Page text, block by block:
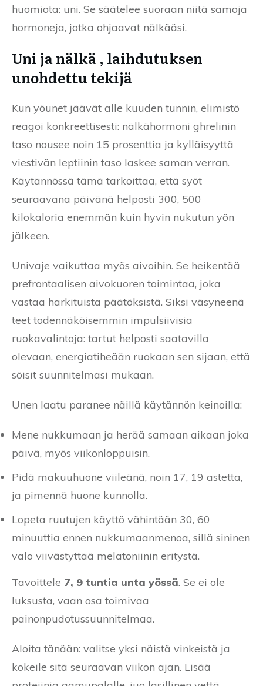
huomiota: uni. Se säätelee suoraan niitä samoja
hormoneja, jotka ohjaavat nälkääsi.
Uni ja nälkä , laihdutuksen
unohdettu tekijä
Kun yöunet jäävät alle kuuden tunnin, elimistö
reagoi konkreettisesti: nälkähormoni ghrelinin
taso nousee noin 15 prosenttia ja kylläisyyttä
viestivän leptiinin taso laskee saman verran.
Käytännössä tämä tarkoittaa, että syöt
seuraavana päivänä helposti 300, 500
kilokaloria enemmän kuin hyvin nukutun yön
jälkeen.
Univaje vaikuttaa myös aivoihin. Se heikentää
prefrontaalisen aivokuoren toimintaa, joka
vastaa harkituista päätöksistä. Siksi väsyneenä
teet todennäköisemmin impulsiivisia
ruokavalintoja: tartut helposti saatavilla
olevaan, energiatiheään ruokaan sen sijaan, että
söisit suunnitelmasi mukaan.
Unen laatu paranee näillä käytännön keinoilla:
Mene nukkumaan ja herää samaan aikaan joka
päivä, myös viikonloppuisin.
Pidä makuuhuone viileänä, noin 17, 19 astetta,
ja pimennä huone kunnolla.
Lopeta ruutujen käyttö vähintään 30, 60
minuuttia ennen nukkumaanmenoa, sillä sininen
valo viivästyttää melatoniinin eritystä.
Tavoittele 7, 9 tuntia unta yössä. Se ei ole
luksusta, vaan osa toimivaa
painonpudotussuunnitelmaa.
Aloita tänään: valitse yksi näistä vinkeistä ja
kokeile sitä seuraavan viikon ajan. Lisää